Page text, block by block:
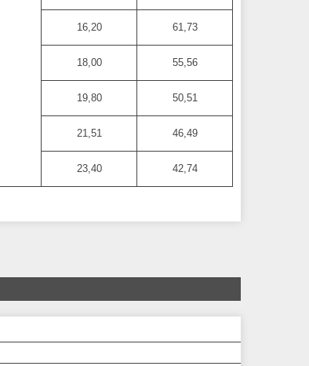
16,20 61,73
18,00 55,56
19,80 50,51
21,51 46,49
23,40 42,74